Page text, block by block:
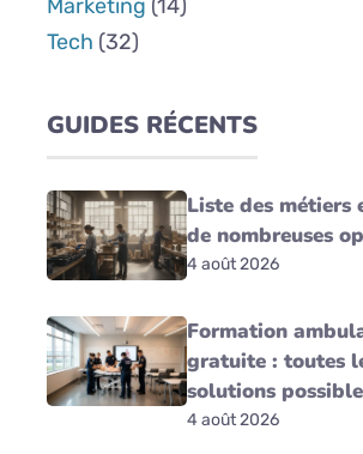
Marketing (14)
Tech (32)
GUIDES RÉCENTS
Liste des métiers
de nombreuses
4 août 2026
Formation
gratuite : toutes
solutions
4 août 2026